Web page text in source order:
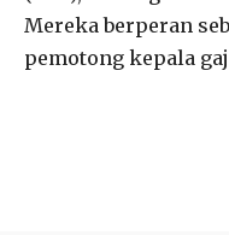
Mereka berperan
pemotong kepala